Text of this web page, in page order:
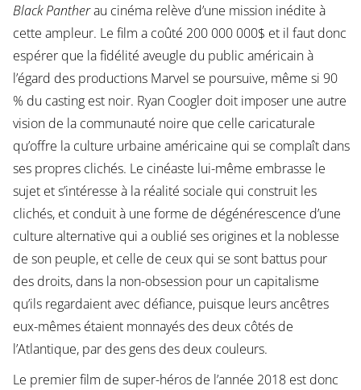
Black Pantherau cinéma relève d’une mission inédite à
cette ampleur. Le film a coûté 200 000 000$ et il faut donc
espérer que la fidélité aveugle du public américain à
l’égard des productions Marvel se poursuive, même si 90
% du casting est noir. Ryan Coogler doit imposer une autre
vision de la communauté noire que celle caricaturale
qu’offre la culture urbaine américaine qui se complaît dans
ses propres clichés. Le cinéaste lui-même embrasse le
sujet et s’intéresse à la réalité sociale qui construit les
clichés, et conduit à une forme de dégénérescence d’une
culture alternative qui a oublié ses origines et la noblesse
de son peuple, et celle de ceux qui se sont battus pour
des droits, dans la non-obsession pour un capitalisme
qu’ils regardaient avec défiance, puisque leurs ancêtres
eux-mêmes étaient monnayés des deux côtés de
l’Atlantique, par des gens des deux couleurs.
Le premier film de super-héros de l’année 2018 est donc